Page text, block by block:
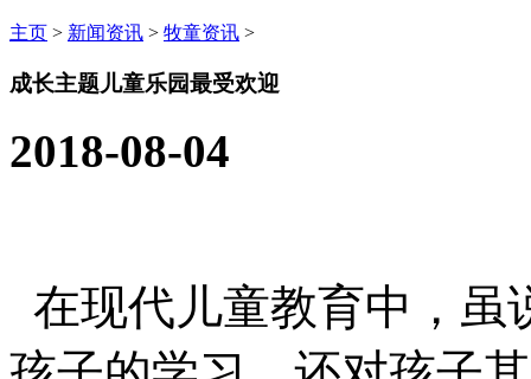
主页 > 新闻资讯 > 牧童资讯 >
成长主题儿童乐园最受欢迎
2018-08-04
在现代儿童教育中，虽